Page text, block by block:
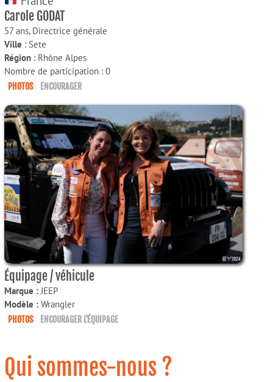
Carole GODAT
57 ans, Directrice générale
Ville : Sete
Région : Rhône Alpes
Nombre de participation : 0
PHOTOS ENCOURAGER
Équipage / véhicule
Marque :JEEP
Modèle : Wrangler
PHOTOS ENCOURAGER L'ÉQUIPAGE
Qui sommes-nous ?